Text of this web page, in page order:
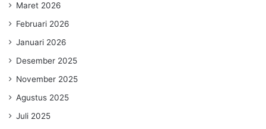
Maret 2026
Februari 2026
Januari 2026
Desember 2025
November 2025
Agustus 2025
Juli 2025